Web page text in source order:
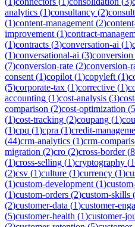
analytics (1)consultancy (2)
(1)content-management (2)
improvement (1)contract-
(1)contracts (3)conversation-ai (1)
(1)conversational-ai (3)conversion
(7)conversion-rate (2)conversion-
consent (1)copilot (1)copyleft (1)
(5)corporate-tax (1)corrective (1)
accounting (1)cost-analysis (3)
comparison (2)cost-optimization (5
(1)cost-tracking (2)coupang (1)
(1)cpq (1)cpra (1)credit-
(44)crm-analytics (1)crm-
migration (2)cro (2)cross-border(8
(1)cross-selling (1)cryptography (1
(2)csv (1)culture (1)currency (1)
(1)custom-development (1)
(1)custom-orders (2)custom-skills (
(2)customer-data (1)customer-
(5)customer-health (1)customer-